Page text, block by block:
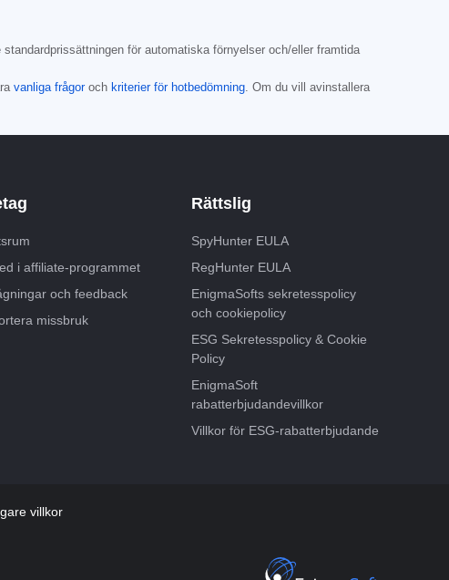
för automatiska förnyelser och/eller framtida
vanliga frågoroch kriterier för hotbedömning. Om du vill avinstallera
i affiliate-programmet
och feedback
missbruk
Rättslig
SpyHunter EULA
RegHunter EULA
EnigmaSofts sekretesspolicy
och cookiepolicy
ESG Sekretesspolicy & Cookie
Policy
EnigmaSoft
rabatterbjudandevillkor
Villkor för ESG-rabatterbjudande
villkor